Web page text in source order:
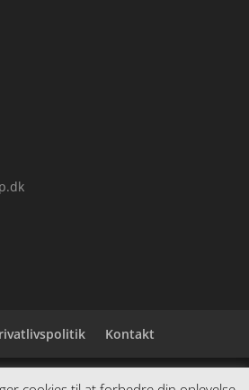
Kontakt
samler et bredt udvalg af